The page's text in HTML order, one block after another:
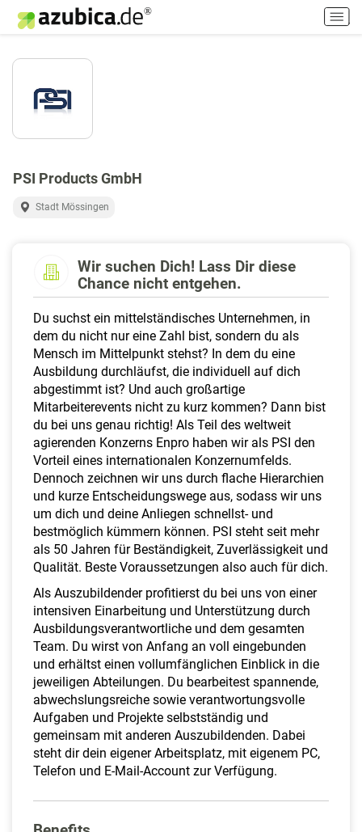
H
a
s
t
PSI Products GmbH
Stadt Mössingen
Wir suchen Dich! Lass Dir diese
Chance nicht entgehen.
Du suchst ein mittelständisches Unternehmen, in
dem du nicht nur eine Zahl bist, sondern du als
Mensch im Mittelpunkt stehst? In dem du eine
Ausbildung durchläufst, die individuell auf dich
abgestimmt ist? Und auch großartige
Mitarbeiterevents nicht zu kurz kommen? Dann bist
du bei uns genau richtig! Als Teil des weltweit
agierenden Konzerns Enpro haben wir als PSI den
Vorteil eines internationalen Konzernumfelds.
Dennoch zeichnen wir uns durch flache Hierarchien
und kurze Entscheidungswege aus, sodass wir uns
um dich und deine Anliegen schnellst- und
bestmöglich kümmern können. PSI steht seit mehr
als 50 Jahren für Beständigkeit, Zuverlässigkeit und
Qualität. Beste Voraussetzungen also auch für dich.
Als Auszubildender profitierst du bei uns von einer
intensiven Einarbeitung und Unterstützung durch
Ausbildungsverantwortliche und dem gesamten
Team. Du wirst von Anfang an voll eingebunden
und erhältst einen vollumfänglichen Einblick in die
jeweiligen Abteilungen. Du bearbeitest spannende,
abwechslungsreiche sowie verantwortungsvolle
Aufgaben und Projekte selbstständig und
gemeinsam mit anderen Auszubildenden. Dabei
steht dir dein eigener Arbeitsplatz, mit eigenem PC,
Telefon und E-Mail-Account zur Verfügung.